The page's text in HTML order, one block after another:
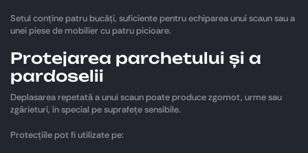
Setul conține patru bucăți, suficiente pentru echiparea unui scaun sau a
unei piese de mobilier cu patru picioare.
Protejarea parchetului și a
pardoselii
Deplasarea repetată a unui scaun poate produce zgomot, urme sau
zgârieturi, în special pe suprafețe sensibile.
Protecțiile pot fi utilizate pe: